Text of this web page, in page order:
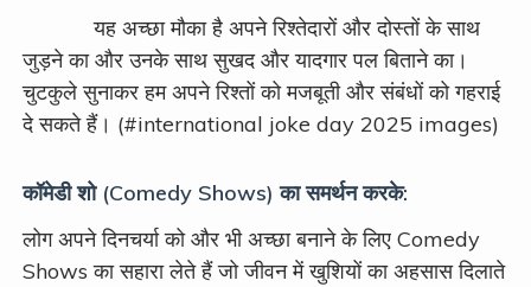
यह अच्छा मौका है अपने रिश्तेदारों और दोस्तों के साथ
जुड़ने का और उनके साथ सुखद और यादगार पल बिताने का।
चुटकुले सुनाकर हम अपने रिश्तों को मजबूती और संबंधों को गहराई
दे सकते हैं। (#international joke day 2025 images)
कॉमेडी शो (Comedy Shows) का समर्थन करके:
लोग अपने दिनचर्या को और भी अच्छा बनाने के लिए Comedy
Shows का सहारा लेते हैं जो जीवन में खुशियों का अहसास दिलाते